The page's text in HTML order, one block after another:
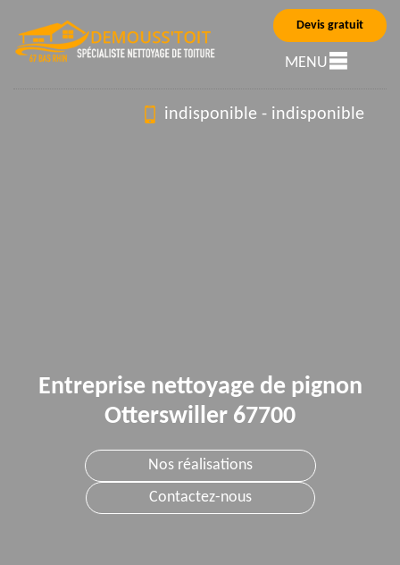
Devis gratuit
MENU
indisponible - indisponible
Entreprise nettoyage de pignon
Otterswiller 67700
Nos réalisations
Contactez-nous